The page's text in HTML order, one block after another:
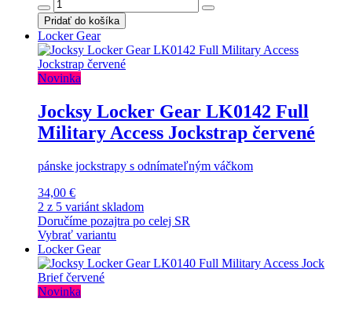
Pridať do košíka
Locker Gear
Novinka
Jocksy Locker Gear LK0142 Full
Military Access Jockstrap červené
pánske jockstrapy s odnímateľným váčkom
34,00 €
2 z 5 variánt skladom
Doručíme pozajtra po celej SR
Vybrať variantu
Locker Gear
Novinka